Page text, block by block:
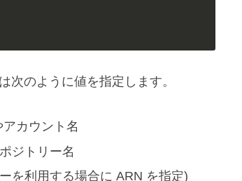
次のように値を指定します。
カウント名
ジトリー名
を利用する場合に ARN を指定)